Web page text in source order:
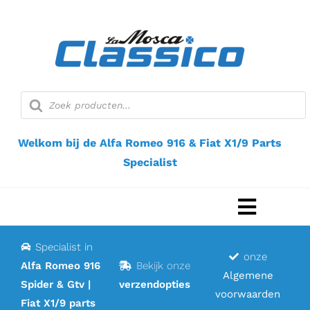
Producten
zoeken
Welkom bij de Alfa Romeo 916 & Fiat X1/9 Parts
Specialist
Webshop
Specialist in
Alfa Romeo 916
Spider & Gtv |
Fiat X1/9 parts
Bekijk onze
verzendopties
onze
Algemene
voorwaarden